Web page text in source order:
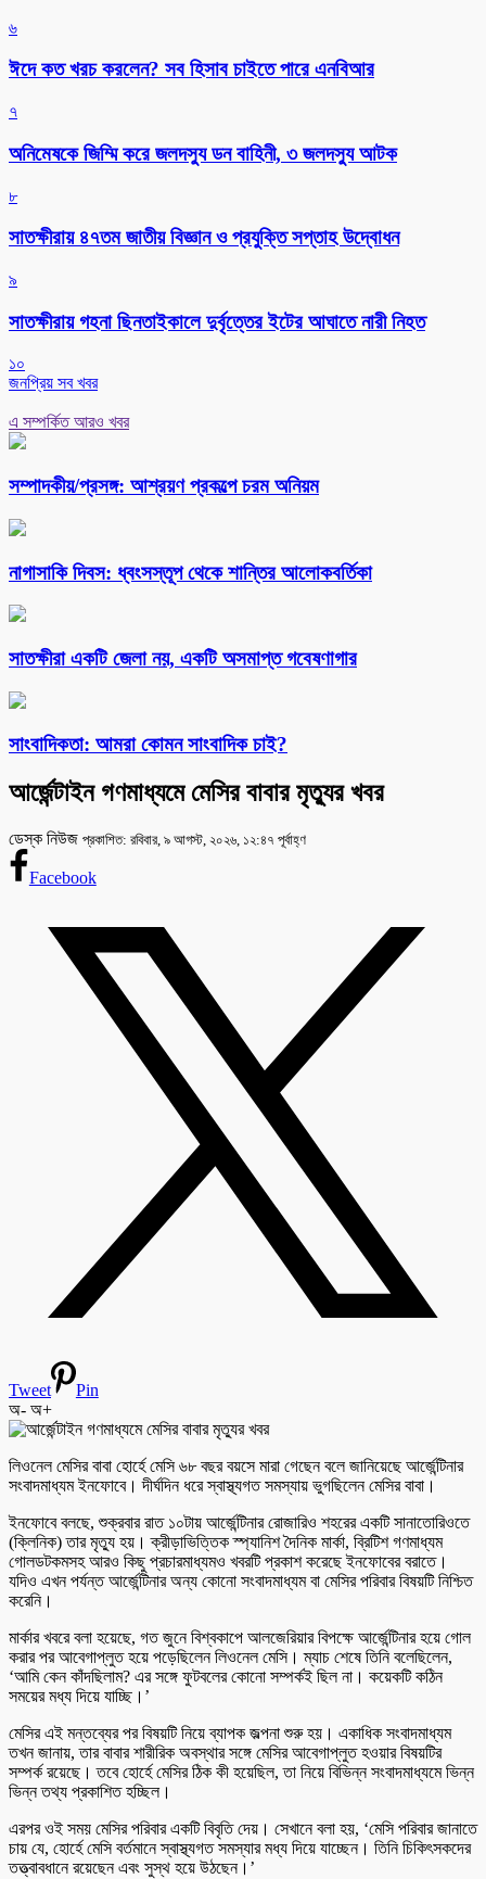
৬
ঈদে কত খরচ করলেন? সব হিসাব চাইতে পারে এনবিআর
৭
অনিমেষকে জিম্মি করে জলদস্যু ডন বাহিনী, ৩ জলদস্যু আটক
৮
সাতক্ষীরায় ৪৭তম জাতীয় বিজ্ঞান ও প্রযুক্তি সপ্তাহ উদ্বোধন
৯
সাতক্ষীরায় গহনা ছিনতাইকালে দুর্বৃত্তের ইটের আঘাতে নারী নিহত
১০
জনপ্রিয় সব খবর
এ সম্পর্কিত আরও খবর
সম্পাদকীয়/প্রসঙ্গ: আশ্রয়ণ প্রকল্পে চরম অনিয়ম
নাগাসাকি দিবস: ধ্বংসস্তূপ থেকে শান্তির আলোকবর্তিকা
সাতক্ষীরা একটি জেলা নয়, একটি অসমাপ্ত গবেষণাগার
সাংবাদিকতা: আমরা কোমন সাংবাদিক চাই?
আর্জেন্টাইন গণমাধ্যমে মেসির বাবার মৃত্যুর খবর
ডেস্ক নিউজ প্রকাশিত: রবিবার, ৯ আগস্ট, ২০২৬, ১২:৪৭ পূর্বাহ্ণ
Facebook
Tweet
Pin
অ- অ+
লিওনেল মেসির বাবা হোর্হে মেসি ৬৮ বছর বয়সে মারা গেছেন বলে জানিয়েছে আর্জেন্টিনার
সংবাদমাধ্যম ইনফোবে। দীর্ঘদিন ধরে স্বাস্থ্যগত সমস্যায় ভুগছিলেন মেসির বাবা।
ইনফোবে বলছে, শুক্রবার রাত ১০টায় আর্জেন্টিনার রোজারিও শহরের একটি সানাতোরিওতে
(ক্লিনিক) তার মৃত্যু হয়। ক্রীড়াভিত্তিক স্প্যানিশ দৈনিক মার্কা, ব্রিটিশ গণমাধ্যম
গোলডটকমসহ আরও কিছু প্রচারমাধ্যমও খবরটি প্রকাশ করেছে ইনফোবের বরাতে।
যদিও এখন পর্যন্ত আর্জেন্টিনার অন্য কোনো সংবাদমাধ্যম বা মেসির পরিবার বিষয়টি নিশ্চিত
করেনি।
মার্কার খবরে বলা হয়েছে, গত জুনে বিশ্বকাপে আলজেরিয়ার বিপক্ষে আর্জেন্টিনার হয়ে গোল
করার পর আবেগাপ্লুত হয়ে পড়েছিলেন লিওনেল মেসি। ম্যাচ শেষে তিনি বলেছিলেন,
‘আমি কেন কাঁদছিলাম? এর সঙ্গে ফুটবলের কোনো সম্পর্কই ছিল না। কয়েকটি কঠিন
সময়ের মধ্য দিয়ে যাচ্ছি।’
মেসির এই মন্তব্যের পর বিষয়টি নিয়ে ব্যাপক জল্পনা শুরু হয়। একাধিক সংবাদমাধ্যম
তখন জানায়, তার বাবার শারীরিক অবস্থার সঙ্গে মেসির আবেগাপ্লুত হওয়ার বিষয়টির
সম্পর্ক রয়েছে। তবে হোর্হে মেসির ঠিক কী হয়েছিল, তা নিয়ে বিভিন্ন সংবাদমাধ্যমে ভিন্ন
ভিন্ন তথ্য প্রকাশিত হচ্ছিল।
এরপর ওই সময় মেসির পরিবার একটি বিবৃতি দেয়। সেখানে বলা হয়, ‘মেসি পরিবার জানাতে
চায় যে, হোর্হে মেসি বর্তমানে স্বাস্থ্যগত সমস্যার মধ্য দিয়ে যাচ্ছেন। তিনি চিকিৎসকদের
তত্ত্বাবধানে রয়েছেন এবং সুস্থ হয়ে উঠছেন।’